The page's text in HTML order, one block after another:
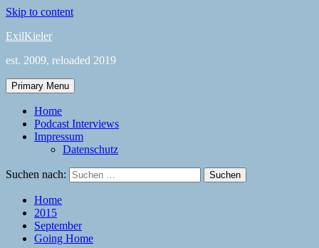
Skip to content
ExilKieler
est. 2009, reloaded 2019
Primary Menu
Home
Podcast Interviews
Impressum
Datenschutz
Suchen nach:
Home
2015
September
Going Home